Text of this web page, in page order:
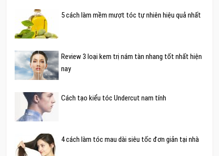
5 cách làm mềm mượt tóc tự nhiên hiệu quả nhất
Review 3 loại kem trị nám tàn nhang tốt nhất hiện
nay
Cách tạo kiểu tóc Undercut nam tính
4 cách làm tóc mau dài siêu tốc đơn giản tại nhà